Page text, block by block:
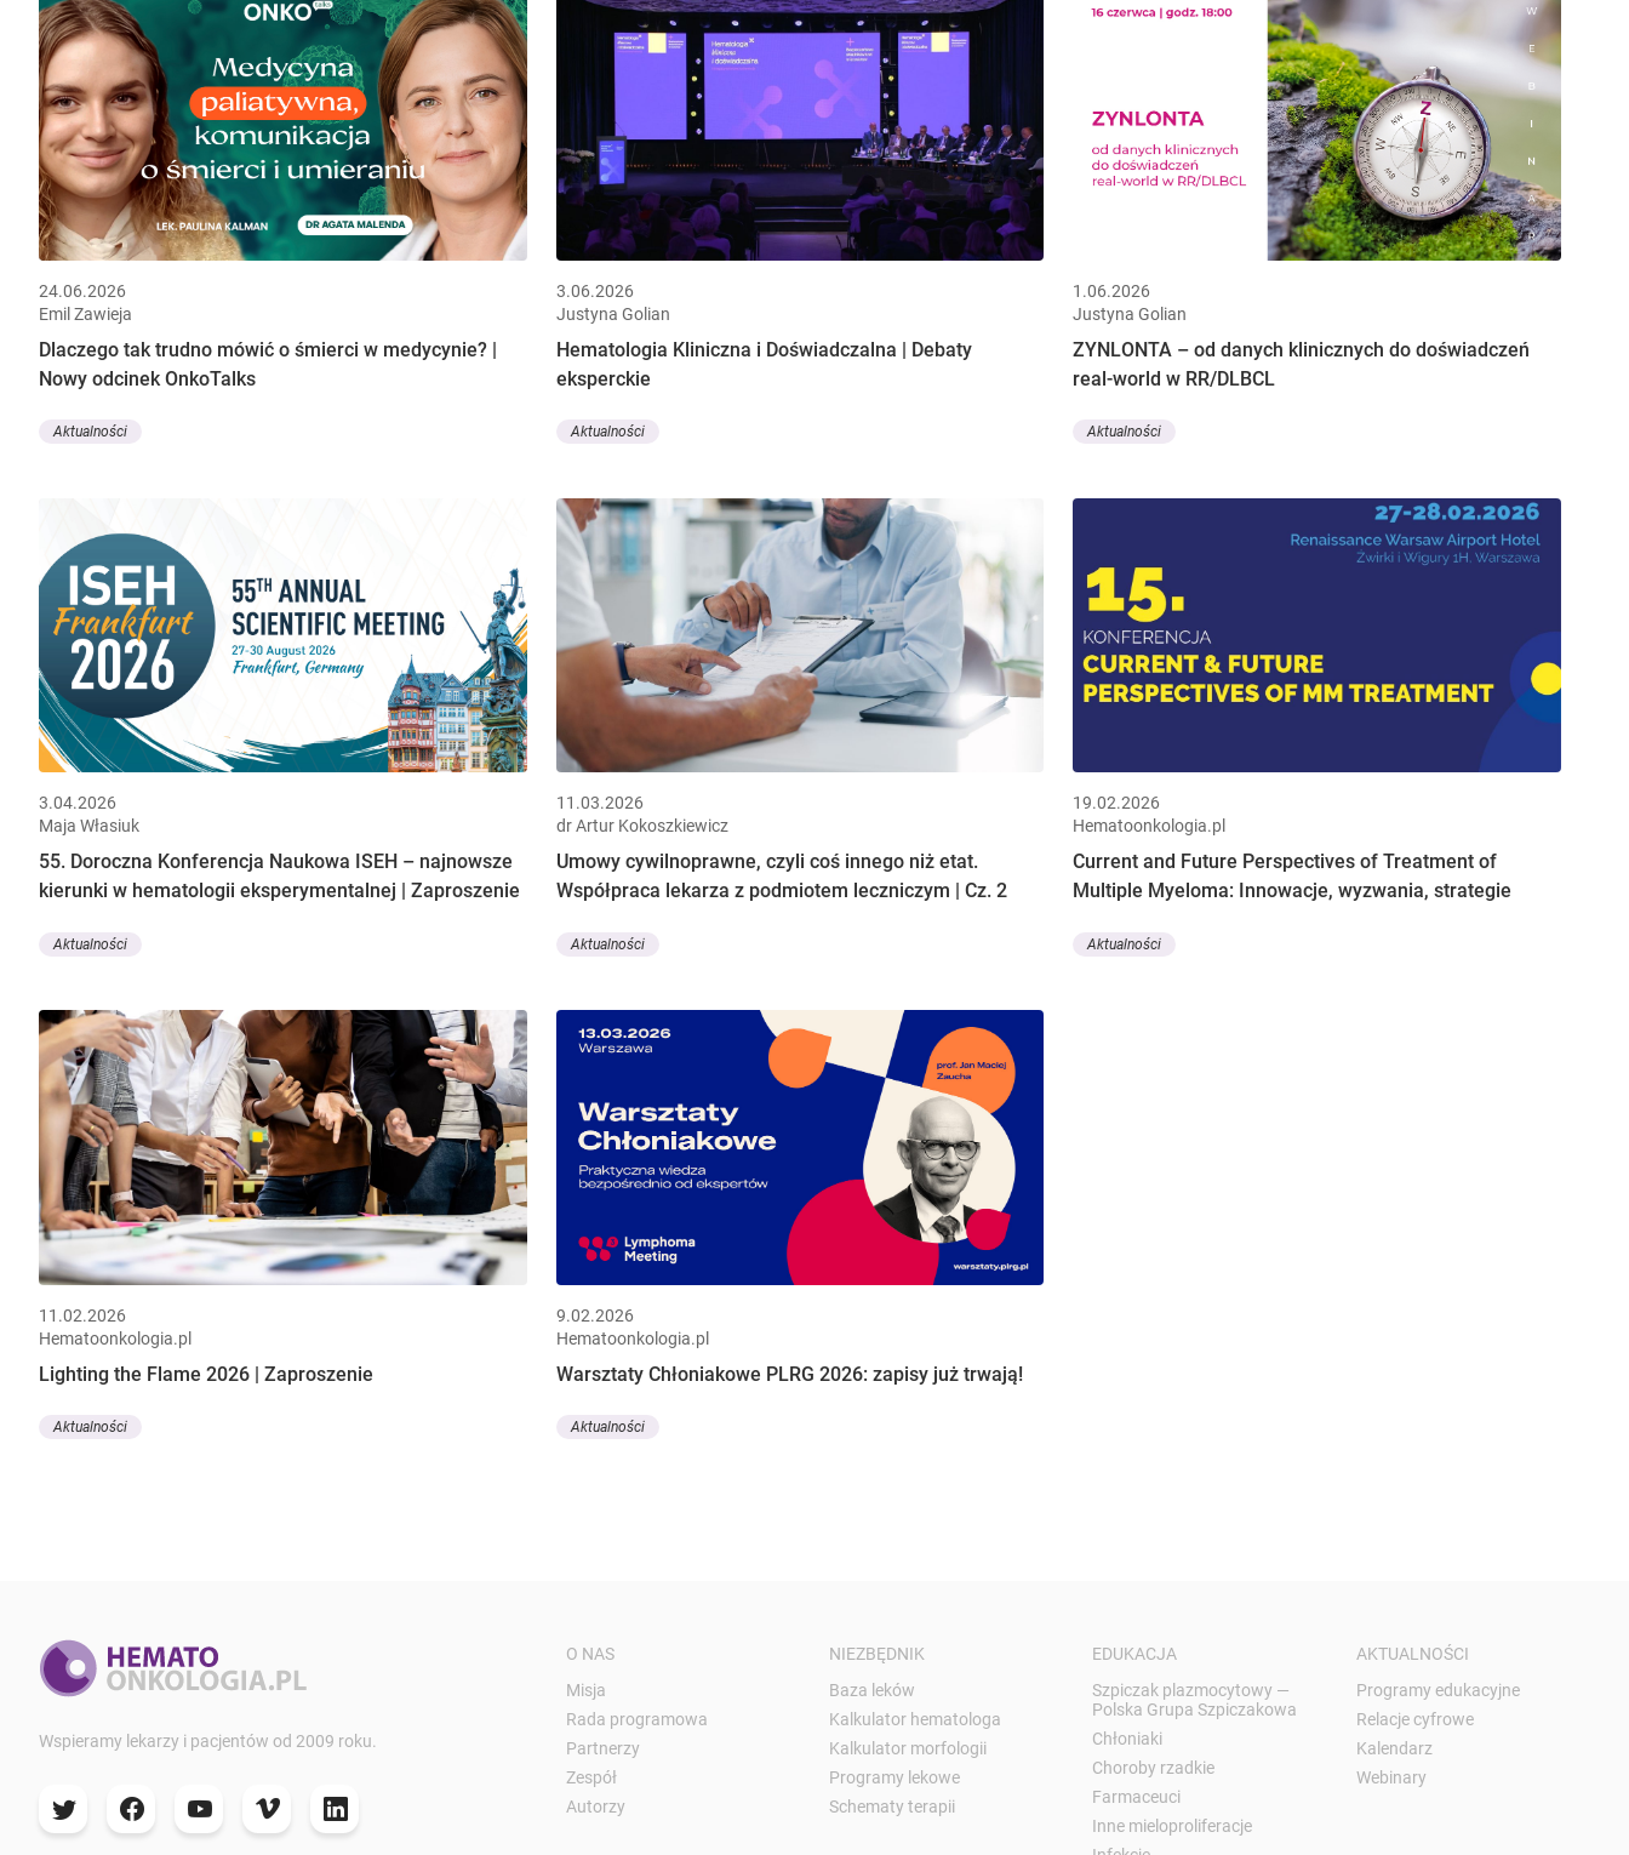
24.06.2026
Emil Zawieja
Dlaczego tak trudno mówić o śmierci w medycynie? |
Nowy odcinek OnkoTalks
Aktualności
3.06.2026
Justyna Golian
Hematologia Kliniczna i Doświadczalna | Debaty
eksperckie
Aktualności
1.06.2026
Justyna Golian
ZYNLONTA – od danych klinicznych do doświadczeń
real-world w RR/DLBCL
Aktualności
3.04.2026
Maja Własiuk
55. Doroczna Konferencja Naukowa ISEH – najnowsze
kierunki w hematologii eksperymentalnej | Zaproszenie
Aktualności
11.03.2026
dr Artur Kokoszkiewicz
Umowy cywilnoprawne, czyli coś innego niż etat.
Współpraca lekarza z podmiotem leczniczym | Cz. 2
Aktualności
19.02.2026
Hematoonkologia.pl
Current and Future Perspectives of Treatment of
Multiple Myeloma: Innowacje, wyzwania, strategie
Aktualności
11.02.2026
Hematoonkologia.pl
Lighting the Flame 2026 | Zaproszenie
Aktualności
9.02.2026
Hematoonkologia.pl
Warsztaty Chłoniakowe PLRG 2026: zapisy już trwają!
Aktualności
Wspieramy lekarzy i pacjentów od 2009 roku.
O NAS
Misja
Rada programowa
Partnerzy
Zespół
Autorzy
NIEZBĘDNIK
Baza leków
Kalkulator hematologa
Kalkulator morfologii
Programy lekowe
Schematy terapii
EDUKACJA
Szpiczak plazmocytowy —
Polska Grupa Szpiczakowa
Chłoniaki
Choroby rzadkie
Farmaceuci
Inne mieloproliferacje
AKTUALNOŚCI
Programy edukacyjne
Relacje cyfrowe
Kalendarz
Webinary